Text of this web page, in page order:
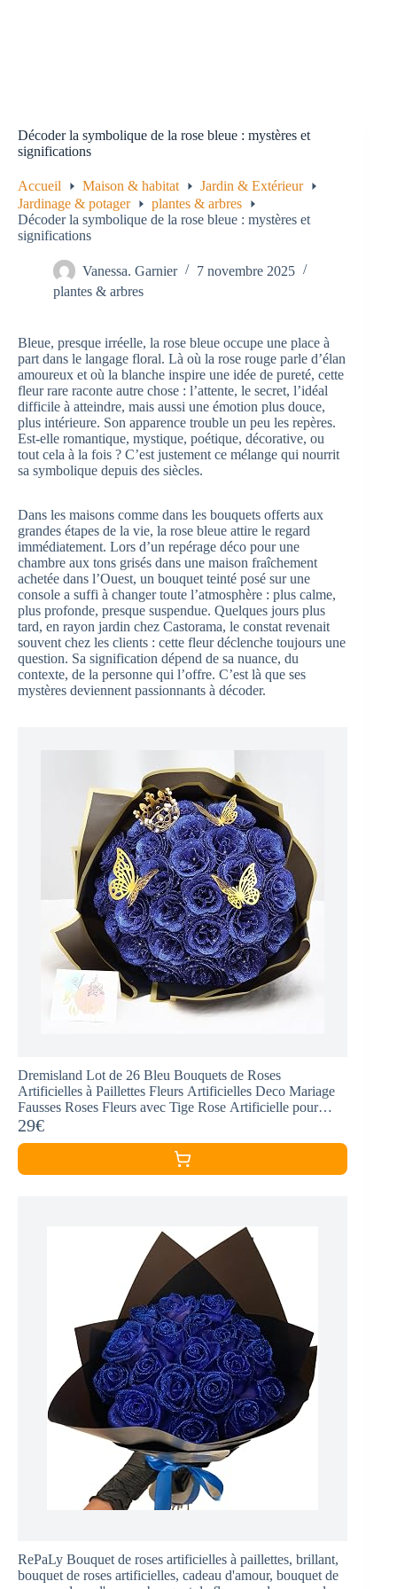
Décoder la symbolique de la rose bleue : mystères et
significations
Accueil Maison & habitat
Jardin & Extérieur
Jardinage & potager
plantes & arbres
Décoder la symbolique de la rose bleue : mystères et
significations
Vanessa. Garnier
7 novembre 2025
plantes & arbres
Bleue, presque irréelle, la rose bleue occupe une place à
part dans le langage floral. Là où la rose rouge parle d’élan
amoureux et où la blanche inspire une idée de pureté, cette
fleur rare raconte autre chose : l’attente, le secret, l’idéal
difficile à atteindre, mais aussi une émotion plus douce,
plus intérieure. Son apparence trouble un peu les repères.
Est-elle romantique, mystique, poétique, décorative, ou
tout cela à la fois ? C’est justement ce mélange qui nourrit
sa symbolique depuis des siècles.
Dans les maisons comme dans les bouquets offerts aux
grandes étapes de la vie, la rose bleue attire le regard
immédiatement. Lors d’un repérage déco pour une
chambre aux tons grisés dans une maison fraîchement
achetée dans l’Ouest, un bouquet teinté posé sur une
console a suffi à changer toute l’atmosphère : plus calme,
plus profonde, presque suspendue. Quelques jours plus
tard, en rayon jardin chez Castorama, le constat revenait
souvent chez les clients : cette fleur déclenche toujours une
question. Sa signification dépend de sa nuance, du
contexte, de la personne qui l’offre. C’est là que ses
mystères deviennent passionnants à décoder.
Dremisland Lot de 26 Bleu Bouquets de Roses
Artificielles à Paillettes Fleurs Artificielles Deco Mariage
Fausses Roses Fleurs avec Tige Rose Artificielle pour
Mariage et Fiançailles Jardin Maison
29€
RePaLy Bouquet de roses artificielles à paillettes, brillant,
bouquet de roses artificielles, cadeau d'amour, bouquet de